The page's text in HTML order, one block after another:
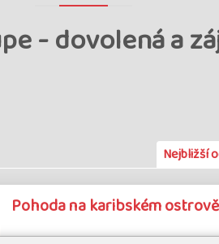
- dovolená a
Nejbližší
Pohoda na karibském